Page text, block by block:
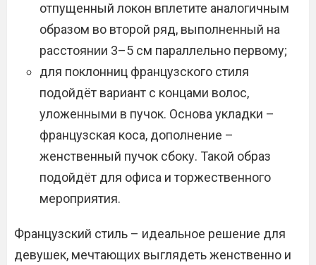
отпущенный локон вплетите аналогичным
образом во второй ряд, выполненный на
расстоянии 3–5 см параллельно первому;
для поклонниц французского стиля
подойдёт вариант с концами волос,
уложенными в пучок. Основа укладки –
французская коса, дополнение –
женственный пучок сбоку. Такой образ
подойдёт для офиса и торжественного
мероприятия.
Французский стиль – идеальное решение для
девушек, мечтающих выглядеть женственно и